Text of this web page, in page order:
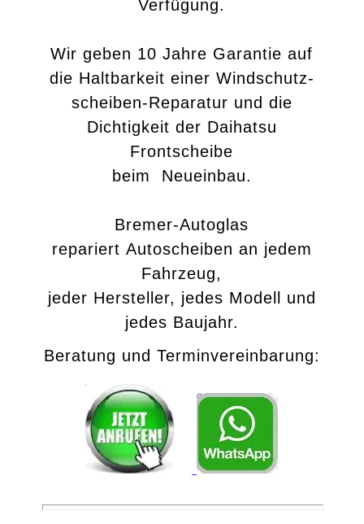
Verfügung.
Wir geben 10 Jahre Garantie auf
die Haltbarkeit einer Windschutz-
scheiben-Reparatur und die
Dichtigkeit der Daihatsu
Frontscheibe
beim Neueinbau.
Bremer-Autoglas
repariert Autoscheiben an jedem
Fahrzeug,
jeder Hersteller, jedes Modell und
jedes Baujahr.
Beratung und Terminvereinbarung: